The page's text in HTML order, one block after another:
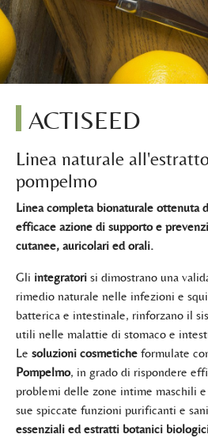
ACTISEED
Linea naturale
pompelmo
Linea completa bionaturale ottenuta
efficace azione di supporto e
cutanee, auricolari ed orali.
Gli integratori si dimostrano una
rimedio naturale nelle infezioni e
batterica e intestinale, rinforzano il
utili nelle malattie di stomaco e
Le soluzioni cosmetiche formulate
Pompelmo, in grado di rispondere
problemi delle zone intime maschili
sue spiccate funzioni purificanti e
essenziali ed estratti botanici